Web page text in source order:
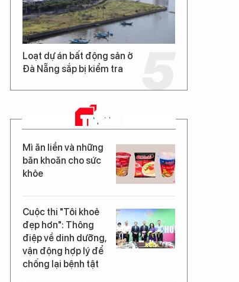
Loạt dự án bất động sản ở
Đà Nẵng sắp bị kiểm tra
TIN MỚI
Mì ăn liền và những
băn khoăn cho sức
khỏe
Cuộc thi "Tôi khoẻ
đẹp hơn": Thông
điệp về dinh dưỡng,
vận động hợp lý để
chống lại bệnh tật